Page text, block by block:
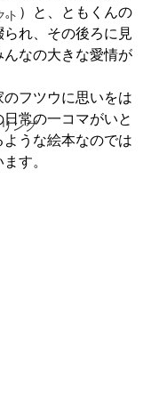
ト
ング
）と、ともくんの
れ、その後ろに見
なの大きな愛情が
フツウに思いをは
常の一コマがいと
うな絵本なのでは
す。